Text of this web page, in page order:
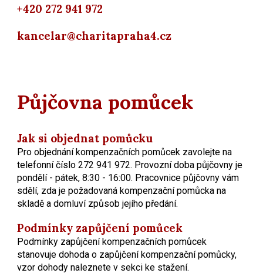
+420 272 941 972
kancelar@charitapraha4.cz
Půjčovna pomůcek
Jak si objednat pomůcku
Pro objednání kompenzačních pomůcek zavolejte na
telefonní číslo 272 941 972. Provozní doba půjčovny je
pondělí - pátek, 8:30 - 16:00. Pracovnice půjčovny vám
sdělí, zda je požadovaná kompenzační pomůcka na
skladě a domluví způsob jejího předání.
Podmínky zapůjčení pomůcek
Podmínky zapůjčení kompenzačních pomůcek
stanovuje dohoda o zapůjčení kompenzační pomůcky,
vzor dohody naleznete v sekci ke stažení.